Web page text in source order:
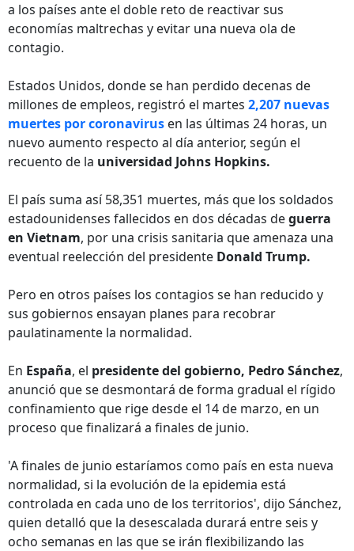
a los países ante el doble reto de reactivar sus
economías maltrechas y evitar una nueva ola de
contagio.
Estados Unidos, donde se han perdido decenas de
millones de empleos, registró el martes 2,207 nuevas
muertes por coronavirus en las últimas 24 horas, un
nuevo aumento respecto al día anterior, según el
recuento de la universidad Johns Hopkins.
El país suma así 58,351 muertes, más que los soldados
estadounidenses fallecidos en dos décadas deguerra
en Vietnam, por una crisis sanitaria que amenaza una
eventual reelección del presidente Donald Trump.
Pero en otros países los contagios se han reducido y
sus gobiernos ensayan planes para recobrar
paulatinamente la normalidad.
En España, el presidente del gobierno, Pedro Sánchez,
anunció que se desmontará de forma gradual el rígido
confinamiento que rige desde el 14 de marzo, en un
proceso que finalizará a finales de junio.
'A finales de junio estaríamos como país en esta nueva
normalidad, si la evolución de la epidemia está
controlada en cada uno de los territorios', dijo Sánchez,
quien detalló que la desescalada durará entre seis y
ocho semanas en las que se irán flexibilizando las